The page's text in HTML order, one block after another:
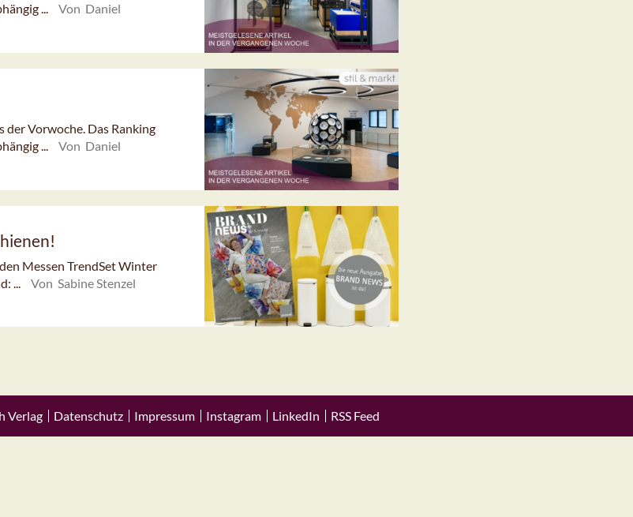
...
Von Daniel
Vorwoche. Das Ranking
...
Von Daniel
Messen TrendSet Winter
...
Von Sabine Stenzel
Verlag Datenschutz Impressum Instagram LinkedIn RSS Feed